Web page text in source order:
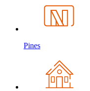
Pines